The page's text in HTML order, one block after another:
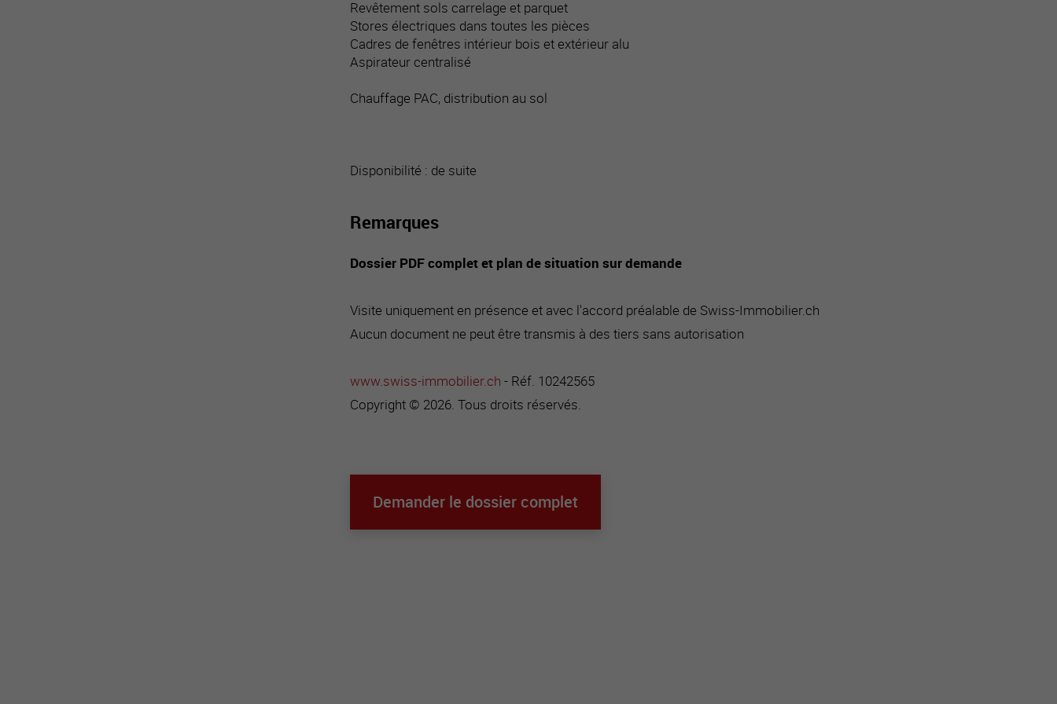
Revêtement sols carrelage et parquet
Stores électriques dans toutes les pièces
Cadres de fenêtres intérieur bois et extérieur alu
Aspirateur centralisé
Chauffage PAC, distribution au sol
Disponibilité : de suite
Remarques
Dossier PDF complet et plan de situation sur demande
Visite uniquement en présence et avec l'accord préalable de Swiss-Immobilier.ch
Aucun document ne peut être transmis à des tiers sans autorisation
www.swiss-immobilier.ch - Réf. 10242565
Copyright © 2026. Tous droits réservés.
Demander le dossier complet